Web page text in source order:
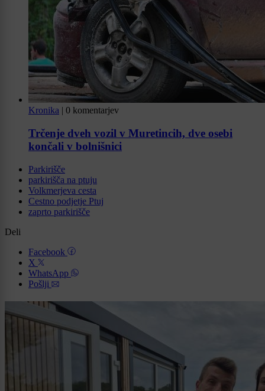
Kronika | 0 komentarjev
Trčenje dveh vozil v Muretincih, dve osebi
končali v bolnišnici
Parkirišče
parkirišča na ptuju
Volkmerjeva cesta
Cestno podjetje Ptuj
zaprto parkirišče
Deli
Facebook
X
WhatsApp
Pošlji